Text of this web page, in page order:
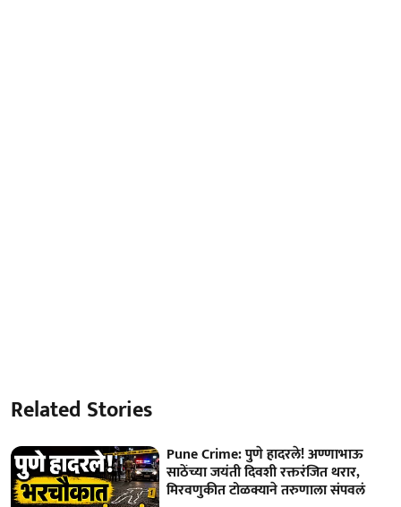
Related Stories
Pune Crime: पुणे हादरले! अण्णाभाऊ
साठेंच्या जयंती दिवशी रक्तरंजित थरार,
मिरवणुकीत टोळक्याने तरुणाला संपवलं